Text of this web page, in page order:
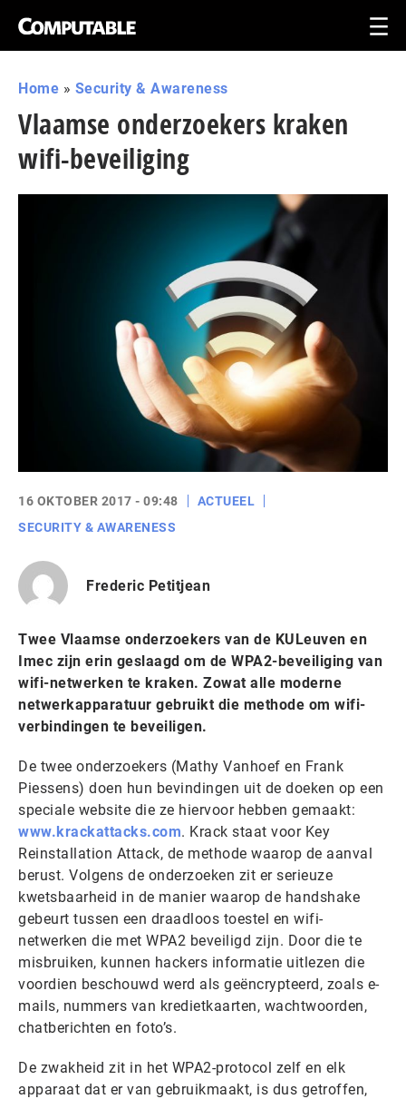
Home » Security & Awareness
Vlaamse onderzoekers kraken
wifi-beveiliging
16 OKTOBER 2017 - 09:48
ACTUEEL
SECURITY & AWARENESS
Frederic Petitjean
Twee Vlaamse onderzoekers van de KULeuven en
Imec zijn erin geslaagd om de WPA2-beveiliging van
wifi-netwerken te kraken. Zowat alle moderne
netwerkapparatuur gebruikt die methode om wifi-
verbindingen te beveiligen.
De twee onderzoekers (Mathy Vanhoef en Frank
Piessens) doen hun bevindingen uit de doeken op een
speciale website die ze hiervoor hebben gemaakt:
www.krackattacks.com. Krack staat voor Key
Reinstallation Attack, de methode waarop de aanval
berust. Volgens de onderzoeken zit er serieuze
kwetsbaarheid in de manier waarop de handshake
gebeurt tussen een draadloos toestel en wifi-
netwerken die met WPA2 beveiligd zijn. Door die te
misbruiken, kunnen hackers informatie uitlezen die
voordien beschouwd werd als geëncrypteerd, zoals e-
mails, nummers van kredietkaarten, wachtwoorden,
chatberichten en foto’s.
De zwakheid zit in het WPA2-protocol zelf en elk
apparaat dat er van gebruikmaakt, is dus getroffen,